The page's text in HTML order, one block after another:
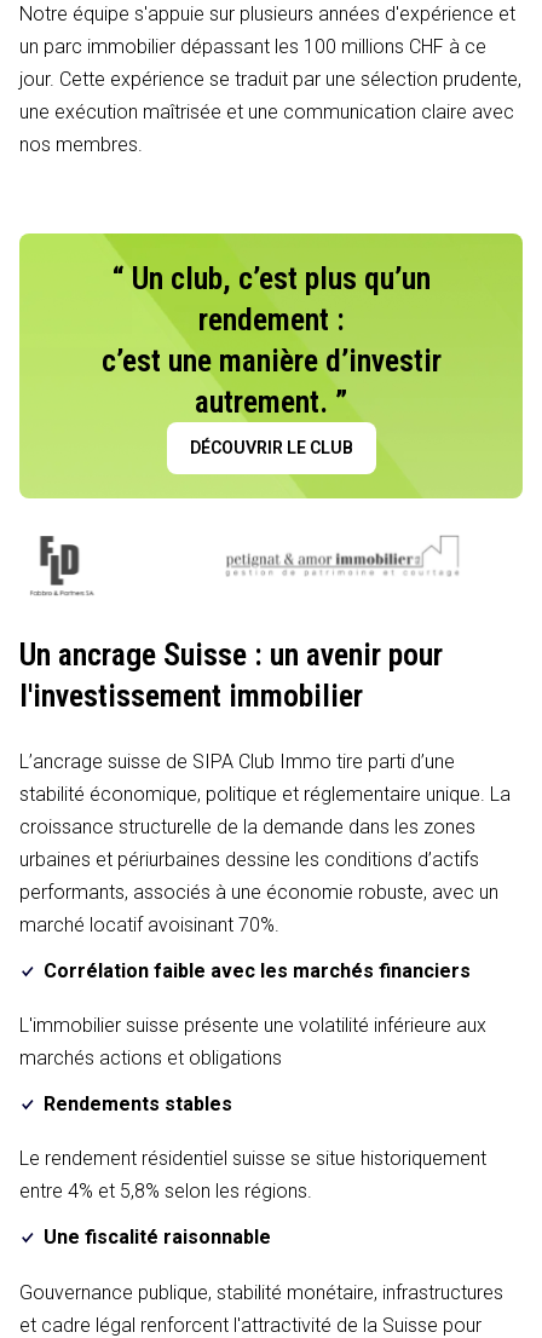
Notre équipe s'appuie sur plusieurs années d'expérience et
un parc immobilier dépassant les 100 millions CHF à ce
jour. Cette expérience se traduit par une sélection prudente,
une exécution maîtrisée et une communication claire avec
nos membres.
“ Un club, c’est plus qu’un
rendement :
c’est une manière d’investir
autrement. ”
DÉCOUVRIR LE CLUB
Un ancrage Suisse : un avenir pour
l'investissement immobilier
L’ancrage suisse de SIPA Club Immo tire parti d’une
stabilité économique, politique et réglementaire unique. La
croissance structurelle de la demande dans les zones
urbaines et périurbaines dessine les conditions d’actifs
performants, associés à une économie robuste, avec un
marché locatif avoisinant 70%.
Corrélation faible avec les marchés financiers
L'immobilier suisse présente une volatilité inférieure aux
marchés actions et obligations
Rendements stables
Le rendement résidentiel suisse se situe historiquement
entre 4% et 5,8% selon les régions.
Une fiscalité raisonnable
Gouvernance publique, stabilité monétaire, infrastructures
et cadre légal renforcent l'attractivité de la Suisse pour